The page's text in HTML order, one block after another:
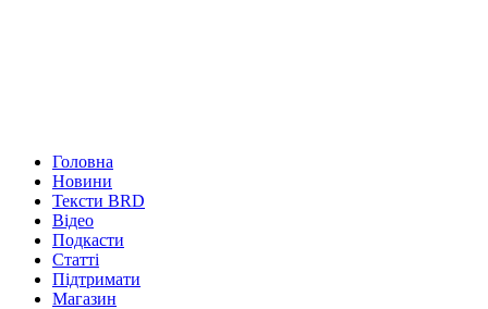
Головна
Новини
Тексти BRD
Відео
Подкасти
Статті
Підтримати
Магазин